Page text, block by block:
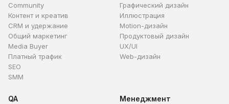
Community
Контент и креатив
CRM и удержание
Общий маркетинг
Media Buyer
Платный трафик
SEO
SMM
Графический дизайн
Иллюстрация
Motion-дизайн
Продуктовый дизайн
UX/UI
Web-дизайн
QA Менеджмент